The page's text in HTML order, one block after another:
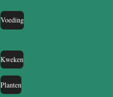
Voeding
Kweken
Planten